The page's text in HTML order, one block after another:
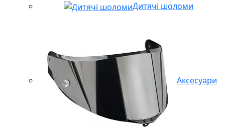
Дитячі шоломи
Аксесуари